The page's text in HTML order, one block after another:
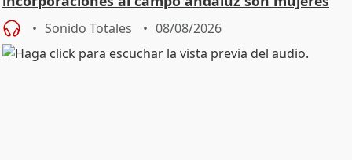
jóvenes
Sonido Totales 08/08/2026